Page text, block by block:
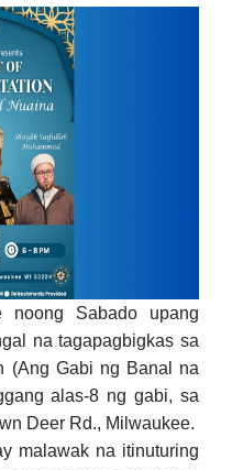
noong Sabado upang
na tagapagbigkas sa
(Ang Gabi ng Banal na
alas-8 ng gabi, sa
Deer Rd., Milwaukee.
malawak na itinuturing